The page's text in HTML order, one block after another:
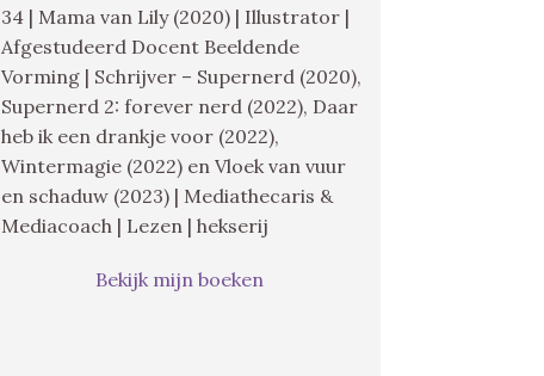
34 | Mama van Lily (2020) | Illustrator |
Afgestudeerd Docent Beeldende
Vorming | Schrijver – Supernerd (2020),
Supernerd 2: forever nerd (2022), Daar
heb ik een drankje voor (2022),
Wintermagie (2022) en Vloek van vuur
en schaduw (2023) | Mediathecaris &
Mediacoach | Lezen | hekserij
Bekijk mijn boeken